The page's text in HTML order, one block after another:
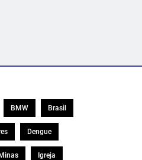
BMW Brasil
Dengue
Igreja